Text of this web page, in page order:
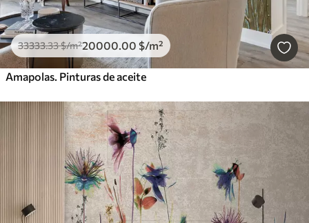
33333.33$/m²20000.00 $/m²
Amapolas. Pinturas de aceite